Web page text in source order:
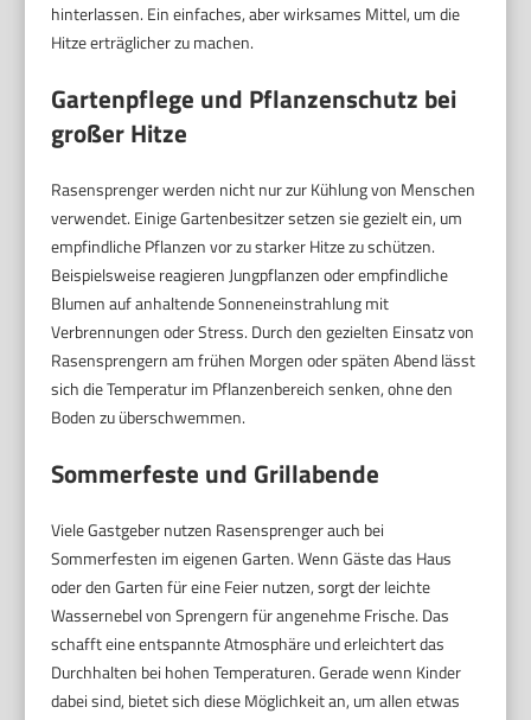
hinterlassen. Ein einfaches, aber wirksames Mittel, um die
Hitze erträglicher zu machen.
Gartenpflege und Pflanzenschutz bei
großer Hitze
Rasensprenger werden nicht nur zur Kühlung von Menschen
verwendet. Einige Gartenbesitzer setzen sie gezielt ein, um
empfindliche Pflanzen vor zu starker Hitze zu schützen.
Beispielsweise reagieren Jungpflanzen oder empfindliche
Blumen auf anhaltende Sonneneinstrahlung mit
Verbrennungen oder Stress. Durch den gezielten Einsatz von
Rasensprengern am frühen Morgen oder späten Abend lässt
sich die Temperatur im Pflanzenbereich senken, ohne den
Boden zu überschwemmen.
Sommerfeste und Grillabende
Viele Gastgeber nutzen Rasensprenger auch bei
Sommerfesten im eigenen Garten. Wenn Gäste das Haus
oder den Garten für eine Feier nutzen, sorgt der leichte
Wassernebel von Sprengern für angenehme Frische. Das
schafft eine entspannte Atmosphäre und erleichtert das
Durchhalten bei hohen Temperaturen. Gerade wenn Kinder
dabei sind, bietet sich diese Möglichkeit an, um allen etwas